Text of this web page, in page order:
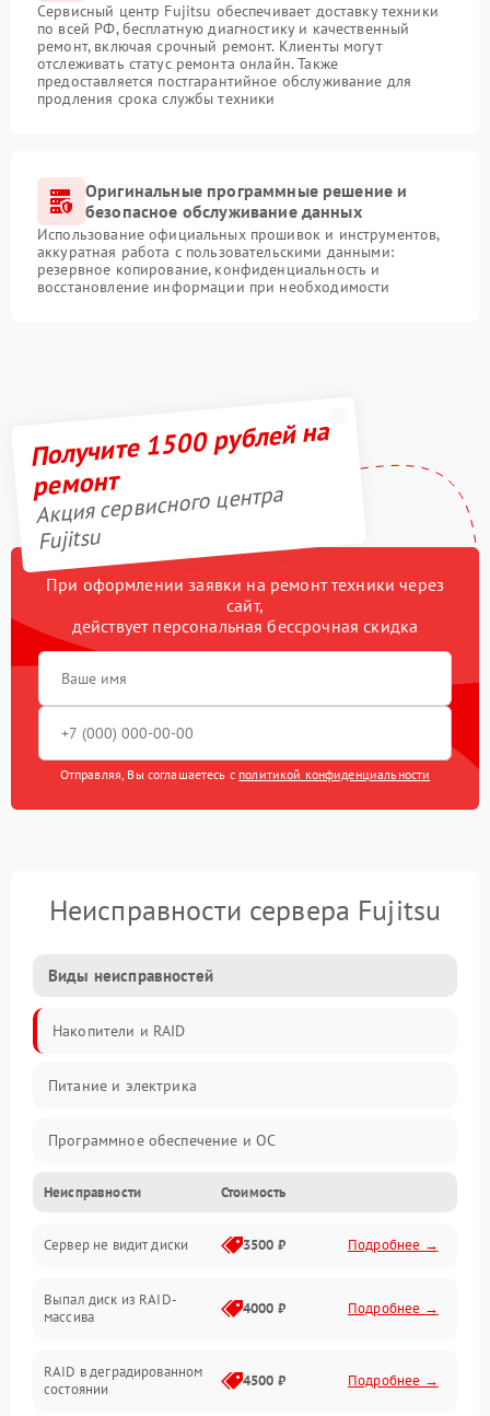
Сервисный центр Fujitsu обеспечивает доставку техники
по всей РФ, бесплатную диагностику и качественный
ремонт, включая срочный ремонт. Клиенты могут
отслеживать статус ремонта онлайн. Также
предоставляется постгарантийное обслуживание для
продления срока службы техники
Оригинальные программные решение и
безопасное обслуживание данных
Использование официальных прошивок и инструментов,
аккуратная работа с пользовательскими данными:
резервное копирование, конфиденциальность и
восстановление информации при необходимости
Получите 1500 рублей на
ремонт
Акция сервисного центра
Fujitsu
При оформлении заявки на ремонт техники через
сайт,
действует персональная бессрочная скидка
Отправляя, Вы соглашаетесь с политикой конфиденциальности
Неисправности сервера Fujitsu
Виды неисправностей
Накопители и RAID
Питание и электрика
Программное обеспечение и ОС
Охлаждение и температура
Материнская плата и процессор
Сеть и коммуникации
Неисправности Стоимость
Сервер не видит диски 3500 ₽ Подробнее →
Выпал диск из RAID-
массива
4000 ₽ Подробнее →
RAID в деградированном
состоянии
4500 ₽ Подробнее →